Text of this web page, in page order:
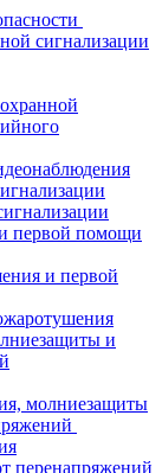
сигнализации
первой помощи
и первой
и
молниезащиты
перенапряжений